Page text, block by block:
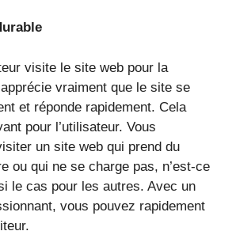
visite le site web pour la
vraiment que le site se
et réponde rapidement. Cela
pour l’utilisateur. Vous
un site web qui prend du
ou qui ne se charge pas, n’est-ce
le cas pour les autres. Avec un
vous pouvez rapidement